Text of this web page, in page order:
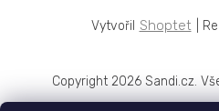
Shoptet
Copyright 2026 Sandi.cz.